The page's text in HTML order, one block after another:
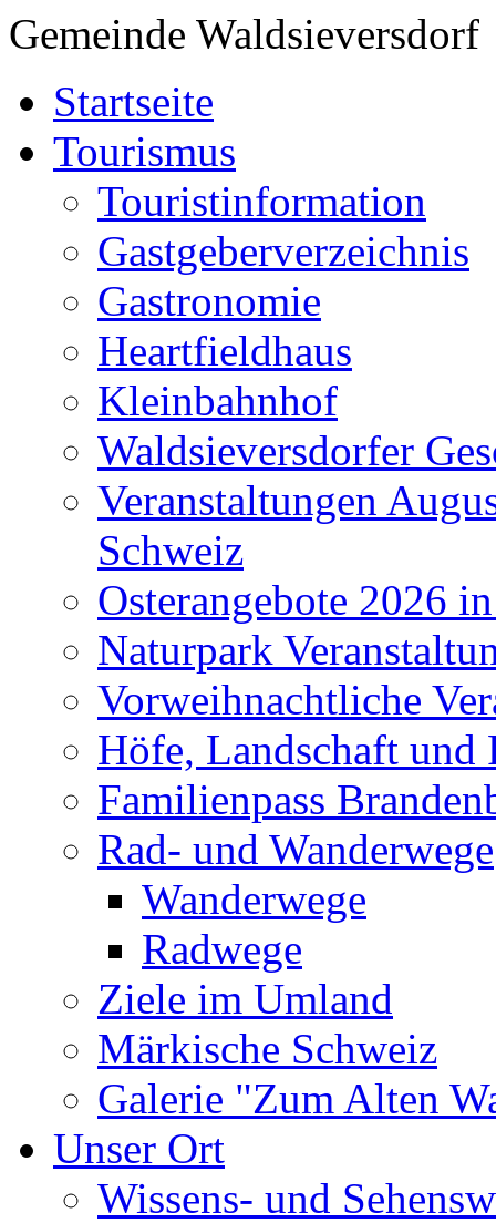
Gemeinde Waldsieversdorf
Startseite
Tourismus
Touristinformation
Gastgeberverzeichnis
Gastronomie
Heartfieldhaus
Kleinbahnhof
Waldsieversdorfer
Veranstaltungen
Schweiz
Osterangebote 2026
Naturpark
Vorweihnachtliche
Höfe, Landschaft und
Familienpass
Rad- und Wanderwege
Wanderwege
Radwege
Ziele im Umland
Märkische Schweiz
Galerie "Zum Alten
Unser Ort
Wissens- und